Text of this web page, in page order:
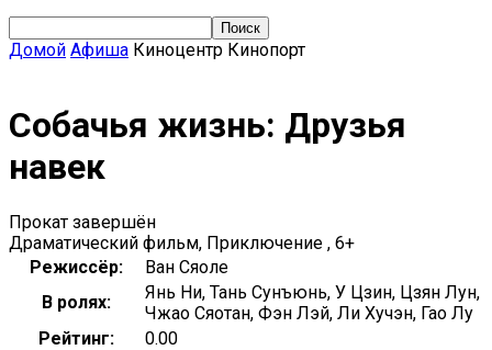
Домой Афиша Киноцентр Кинопорт
Собачья жизнь: Друзья
навек
Прокат завершён
Драматический фильм, Приключение , 6+
Режиссёр:
Ван Сяоле
В ролях:
Янь Ни, Тань Сунъюнь, У Цзин, Цзян Лун,
Чжао Сяотан, Фэн Лэй, Ли Хучэн, Гао Лу
Рейтинг:
0.00